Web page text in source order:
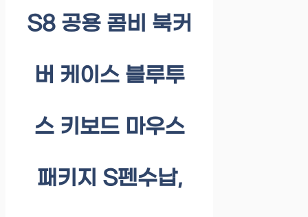
S8 공용 콤비 북커
버 케이스 블루투
스 키보드 마우스
패키지 S펜수납,